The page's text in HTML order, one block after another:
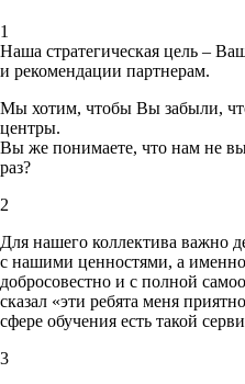
1
Наша стратегическая цель –
и рекомендации партнерам.
Мы хотим, чтобы Вы забыли,
центры.
Вы же понимаете, что нам не
раз?
2
Для нашего коллектива важно
с нашими ценностями, а
добросовестно и с полной
сказал «эти ребята меня
сфере обучения есть такой
3